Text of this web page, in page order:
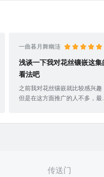
一曲暮月舞幽涟
浅谈一下我对花丝镶嵌这集
看法吧
之前我对花丝镶嵌就比较感兴趣
但是在这方面推广的人不多，最
特别可爱也特别真实。他们用了
传送门